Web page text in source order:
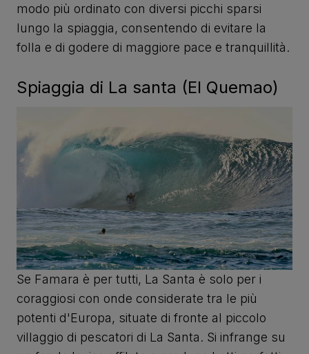
modo più ordinato con diversi picchi sparsi
lungo la spiaggia, consentendo di evitare la
folla e di godere di maggiore pace e tranquillità.
Spiaggia di La santa (El Quemao)
Se Famara è per tutti, La Santa è solo per i
coraggiosi con onde considerate tra le più
potenti d'Europa, situate di fronte al piccolo
villaggio di pescatori di La Santa. Si infrange su